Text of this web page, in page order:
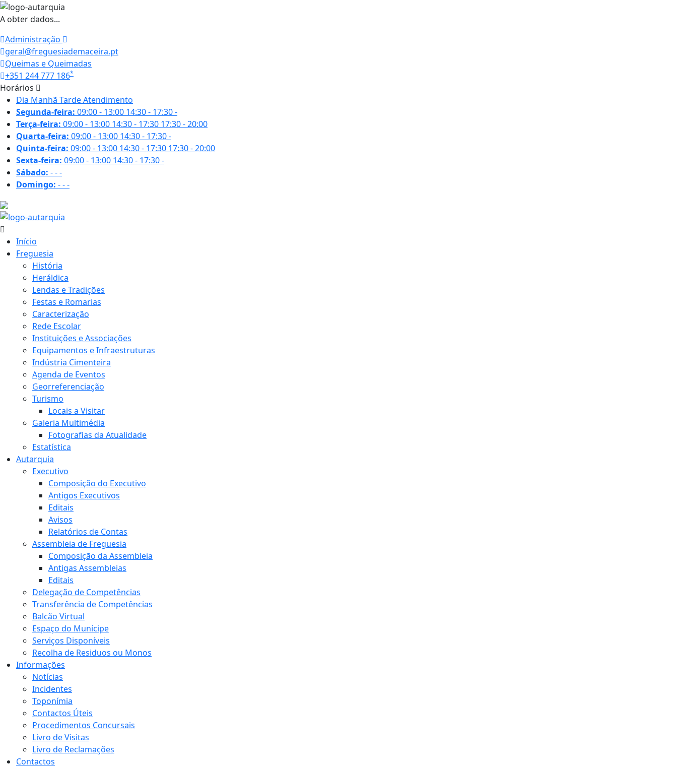
A obter dados...
Administração
geral@freguesiademaceira.pt
Queimas e Queimadas
+351 244 777 186*
Horários
Dia Manhã TardeAtendimento
Segunda-feira: 09:00 - 13:00 14:30 - 17:30-
Terça-feira: 09:00 - 13:00 14:30 - 17:30 17:30 - 20:00
Quarta-feira: 09:00 - 13:00 14:30 - 17:30-
Quinta-feira: 09:00 - 13:00 14:30 - 17:30 17:30 - 20:00
Sexta-feira: 09:00 - 13:00 14:30 - 17:30-
Sábado: ---
Domingo: ---
Início
Freguesia
História
Heráldica
Lendas e Tradições
Festas e Romarias
Caracterização
Rede Escolar
Instituições e Associações
Equipamentos e Infraestruturas
Indústria Cimenteira
Agenda de Eventos
Georreferenciação
Turismo
Locais a Visitar
Galeria Multimédia
Fotografias da Atualidade
Estatística
Autarquia
Executivo
Composição do Executivo
Antigos Executivos
Editais
Avisos
Relatórios de Contas
Assembleia de Freguesia
Composição da Assembleia
Antigas Assembleias
Editais
Delegação de Competências
Transferência de Competências
Balcão Virtual
Espaço do Munícipe
Serviços Disponíveis
Recolha de Residuos ou Monos
Informações
Notícias
Incidentes
Toponímia
Contactos Úteis
Procedimentos Concursais
Livro de Visitas
Livro de Reclamações
Contactos